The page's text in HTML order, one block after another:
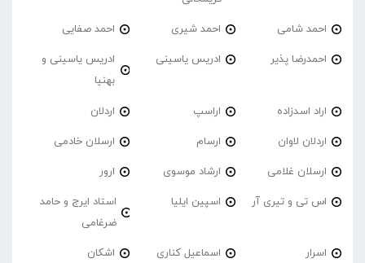
احمد شامی احمد شیری احمد صفایی
احمدرضا پذیر ادریس یاسینی
ادریس یاسینی و
بهنیا
اراد اسدزاده اراسپ اردلان
اردلان لاوان ارسام ارسلان خادمی
ارسلان غلامی ارشاد موسوی ارور
اس تی و تیری آر اسپین ایلیا
استاد ایرج و حامد
ضرغامی
اسرار اسماعیل کناری اشکان